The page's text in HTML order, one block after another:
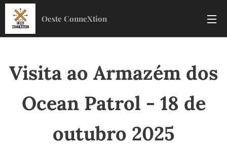
Oeste ConneXtion
Visita ao Armazém dos
Ocean Patrol - 18 de
outubro 2025